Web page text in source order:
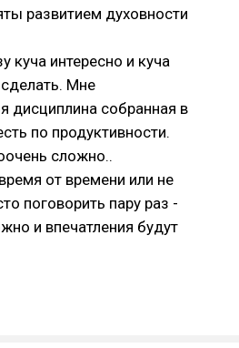
развитием духовности
куча интересно и куча
Мне
дисциплина собранная в
по продуктивности.
сложно..
от времени или не
поговорить пару раз -
и впечатления будут